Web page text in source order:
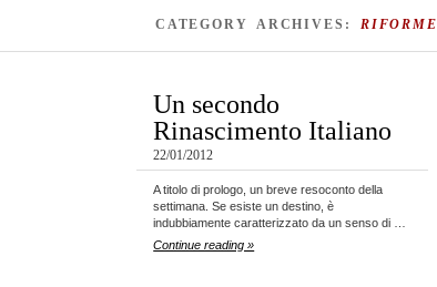
CATEGORY ARCHIVES: RIFORME
Un secondo
Rinascimento Italiano
22/01/2012
A titolo di prologo, un breve resoconto della
settimana. Se esiste un destino, è
indubbiamente caratterizzato da un senso di …
Continue reading »